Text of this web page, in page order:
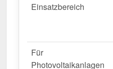
Einsatzbereich
Für
Photovoltaikanlagen